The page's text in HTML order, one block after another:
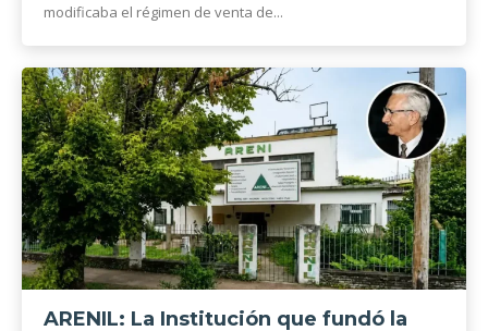
modificaba el régimen de venta de...
ARENIL: La Institución que fundó la